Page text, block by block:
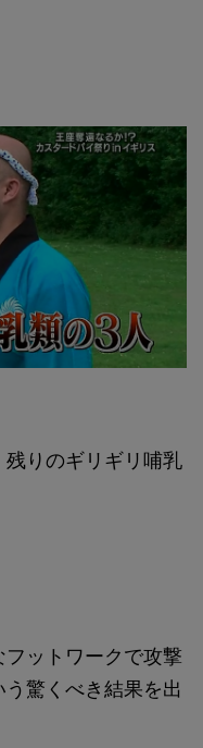
残りのギリギリ哺乳
フットワークで攻撃
驚くべき結果を出